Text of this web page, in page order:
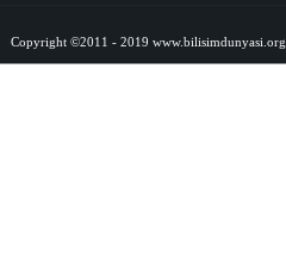
Copyright ©2011 - 2019 www.bilisimdunyasi.org